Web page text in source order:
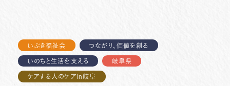
いぶき福祉会 つながり、価値を創る
いのちと生活を支える 岐阜県
ケアする人のケアin岐阜